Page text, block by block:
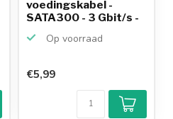
voedingskabel -
SATA300 - 3 Gbit/s -
Op voorraad
€5,99